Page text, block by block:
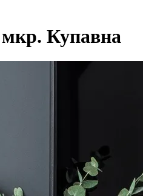
Купавна